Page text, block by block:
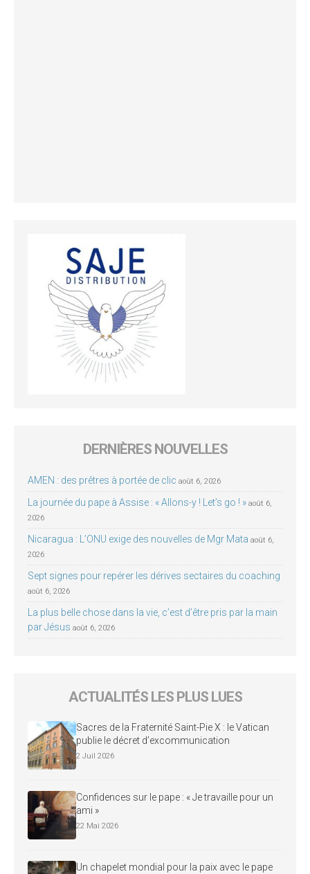
DERNIÈRES NOUVELLES
AMEN : des prêtres à portée de clic août 6, 2026
La journée du pape à Assise : « Allons-y ! Let’s go ! » août 6,
2026
Nicaragua : L’ONU exige des nouvelles de Mgr Mata août 6,
2026
Sept signes pour repérer les dérives sectaires du coaching
août 6, 2026
La plus belle chose dans la vie, c’est d’être pris par la main
par Jésus août 6, 2026
ACTUALITÉS LES PLUS LUES
Sacres de la Fraternité Saint-Pie X : le Vatican
publie le décret d’excommunication
2 Juil 2026
Confidences sur le pape : « Je travaille pour un
ami »
22 Mai 2026
Un chapelet mondial pour la paix avec le pape